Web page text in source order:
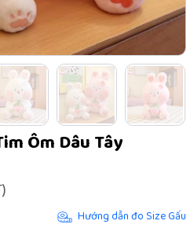
Ôm Dâu Tây
Hướng dẫn đo Size Gấu